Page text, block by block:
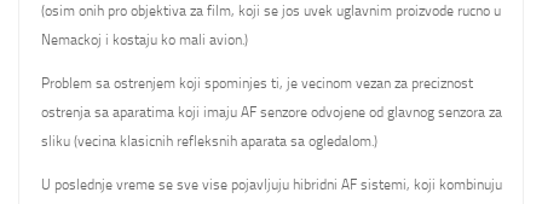
(osim onih pro objektiva za film, koji se jos uvek uglavnim proizvode rucno u
Nemackoj i kostaju ko mali avion.)
Problem sa ostrenjem koji spominjes ti, je vecinom vezan za preciznost
ostrenja sa aparatima koji imaju AF senzore odvojene od glavnog senzora za
sliku (vecina klasicnih refleksnih aparata sa ogledalom.)
U poslednje vreme se sve vise pojavljuju hibridni AF sistemi, koji kombinuju